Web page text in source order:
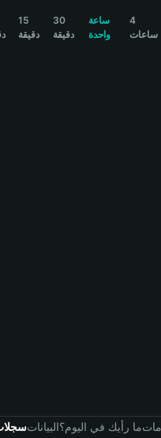
15
دقيقة
30
دقيقة
ساعة
واحدة
4
ساعات
البياناتما رأيك في اليوم؟